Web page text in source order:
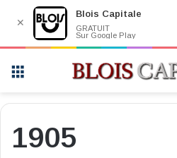
1905
✕
Blois Capitale
GRATUIT
Sur Google Play